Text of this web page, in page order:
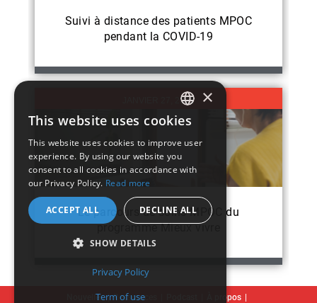
Suivi à distance des patients MPOC
pendant la COVID-19
JANVIER 27, 2021
Le parcours de soins MPOC du
programme Mieux vivre
Nouvelles Ressources À propos
ENGLISH
×
This website uses cookies
This website uses cookies to improve user
experience. By using our website you
consent to all cookies in accordance with
our Privacy Policy. Read more
ACCEPT ALL DECLINE ALL
SHOW DETAILS
Privacy Policy
Term of use